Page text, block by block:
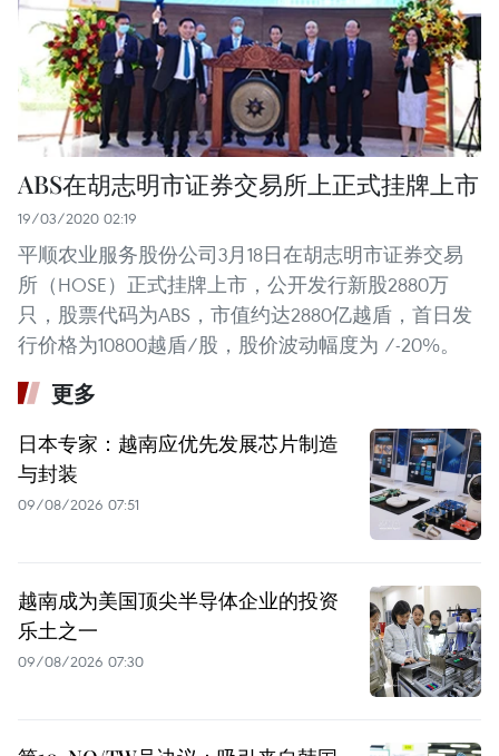
ABS在胡志明市证券交易所上正式挂牌上市
19/03/2020 02:19
平顺农业服务股份公司3月18日在胡志明市证券交易
所（HOSE）正式挂牌上市，公开发行新股2880万
只，股票代码为ABS，市值约达2880亿越盾，首日发
行价格为10800越盾/股，股价波动幅度为 /-20%。
更多
日本专家：越南应优先发展芯片制造
与封装
09/08/2026 07:51
越南成为美国顶尖半导体企业的投资
乐土之一
09/08/2026 07:30